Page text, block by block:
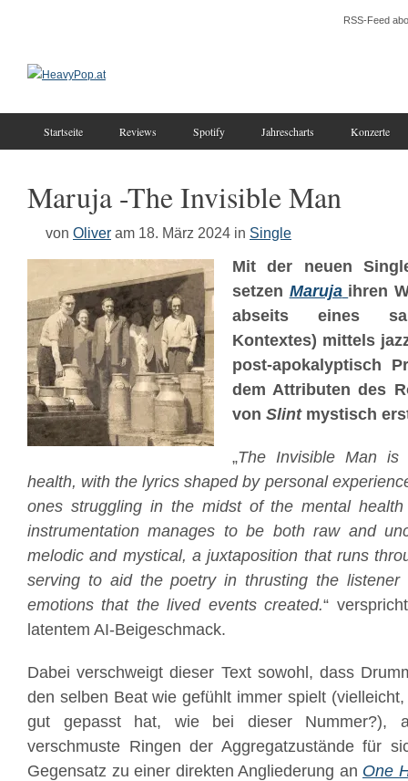
RSS-Feed
Startseite Reviews Spotify Jahrescharts Konzerte
Maruja -The Invisible Man
von Oliver am 18. März 2024 in Single
Mit der neuen
setzen Maruja ihren
abseits eines
Kontextes) mittels
post-apokalyptisch
dem Attributen des
von Slintmystisch
„The Invisible Man
health, with the lyrics shaped by personal
ones struggling in the midst of the mental health
instrumentation manages to be both raw and
melodic and mystical, a juxtaposition that runs
serving to aid the poetry in thrusting the listener
emotions that the lived events created.“
latentem AI-Beigeschmack.
Dabei verschweigt dieser Text sowohl, dass
den selben Beat wie gefühlt immer spielt
gut gepasst hat, wie bei dieser Nummer?),
verschmuste Ringen der Aggregatzustände für
Gegensatz zu einer direkten Angliederung an One